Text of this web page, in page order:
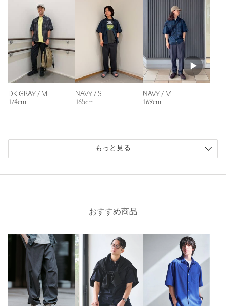
DK.GRAY / M
174cm
NAVY / S
165cm
NAVY / M
169cm
もっと見る
おすすめ商品